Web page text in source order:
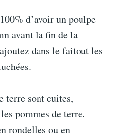
d’avoir un poulpe
avant la fin de la
dans le faitout les
terre sont cuites,
pommes de terre.
rondelles ou en